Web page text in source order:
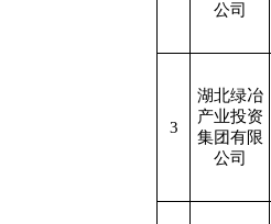
公司
3
湖北绿冶
产业投资
集团有限
公司